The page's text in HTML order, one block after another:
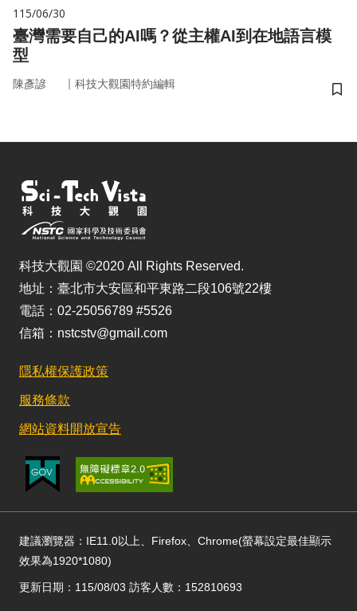
115/06/30
臺灣需要自己的AI嗎？從主權AI到在地語言模
型
陳彥諺 ｜ 科技大觀園特約編輯
儲
科技大觀園 ©2020 All Rights Reserved.
地址：臺北市大安區和平東路二段106號22樓
電話：02-25056789 #5526
信箱：nstcstv@gmail.com
隱私權保護政策
服務條款
網站資料開放宣告
建議瀏覽器：IE11.0以上、Firefox、Chrome(螢幕設定最佳顯示
效果為1920*1080)
更新日期：115/08/03 訪客人數：152810693